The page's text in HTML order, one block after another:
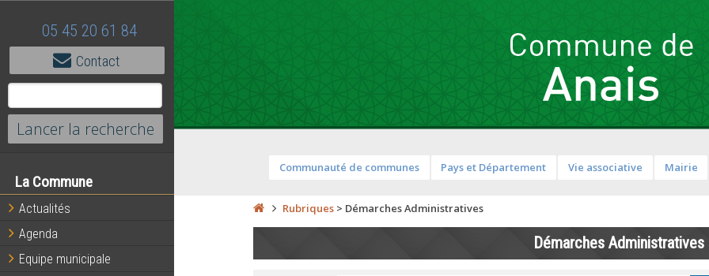
05 45 20 61 84
Contact
La Commune
Actualités
Agenda
Equipe municipale
Communauté de communes Pays et Département Vie associative Mairie
Rubriques> Démarches Administratives
Démarches Administratives